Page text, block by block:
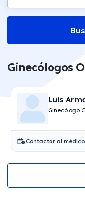
Ginecólogos
Luis
Gafaro
Ginecólogo
Contactar al